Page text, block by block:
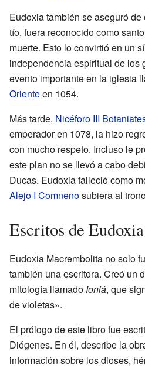
Eudoxia también se aseguró
tío, fuera reconocido como
muerte. Esto lo convirtió en un
independencia espiritual de los
evento importante en la iglesia
Orienteen 1054.
Más tarde, Nicéforo III
emperador en 1078, la hizo
con mucho respeto. Incluso le
este plan no se llevó a cabo
Ducas. Eudoxia falleció como
Alejo I Comnenosubiera al
Escritos de Eudoxia
Eudoxia Macrembolita no solo
también una escritora. Creó un
mitología llamado Ioniá, que
de violetas».
El prólogo de este libro fue
Diógenes. En él, describe la
información sobre los dioses,